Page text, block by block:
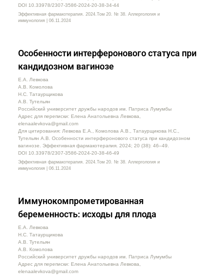
DOI 10.33978/2307-3586-2024-20-38-34-44
Эффективная фармакотерапия. 2024.Том 20. № 38. Аллергология и
иммунология | 06.11.2024
Особенности интерферонового статуса при
кандидозном вагинозе
Е.А. Левкова
А.В. Комолова
Н.С. Татаурщикова
А.В. Тутельян
Российский университет дружбы народов им. Патриса Лумумбы
Адрес для переписки: Елена Анатольевна Левкова,
elenaalevkova@gmail.com
Для цитирования: Левкова Е.А., Комолова А.В., Татаурщикова Н.С.,
Тутельян А.В. Особенности интерферонового статуса при кандидозном
вагинозе. Эффективная фармакотерапия. 2024; 20 (38): 46–49.
DOI 10.33978/2307-3586-2024-20-38-46-49
Эффективная фармакотерапия. 2024.Том 20. № 38. Аллергология и
иммунология | 06.11.2024
Иммунокомпрометированная
беременность: исходы для плода
Е.А. Левкова
Н.С. Татаурщикова
А.В. Тутельян
А.В. Комолова
Российский университет дружбы народов им. Патриса Лумумбы
Адрес для переписки: Елена Анатольевна Левкова,
elenaalevkova@gmail.com